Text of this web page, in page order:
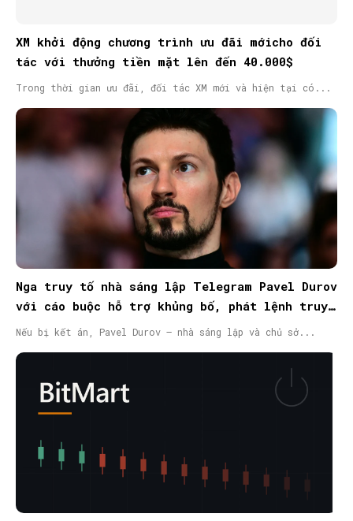
XM khởi động chương trình ưu đãi mớicho đối
tác với thưởng tiền mặt lên đến 40.000$
Trong thời gian ưu đãi, đối tác XM mới và hiện tại có...
Nga truy tố nhà sáng lập Telegram Pavel Durov
với cáo buộc hỗ trợ khủng bố, phát lệnh truy
nã quốc tế
Nếu bị kết án, Pavel Durov – nhà sáng lập và chủ sở...